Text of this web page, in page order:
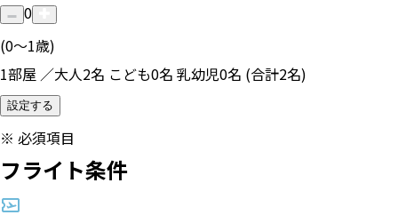
0
(0〜1歳)
1部屋 ／大人2名 こども0名 乳幼児0名 (合計2名)
設定する
※ 必須項目
フライト条件